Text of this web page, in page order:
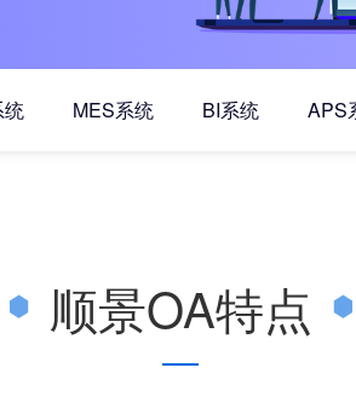
统 MES系统 BI系统 APS
顺景OA特点